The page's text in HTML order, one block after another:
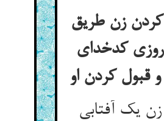
کردن زن طریق
کدخدای
قبول کردن او
یک آفتابی